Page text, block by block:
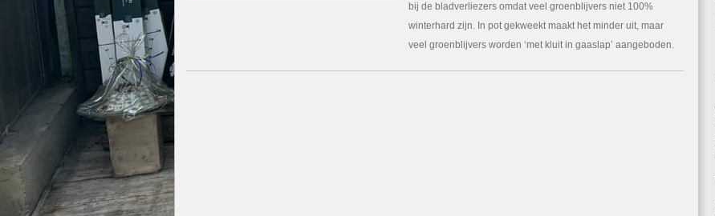
bij de bladverliezers omdat veel groenblijvers niet 100%
winterhard zijn. In pot gekweekt maakt het minder uit, maar
veel groenblijvers worden ‘met kluit in gaaslap’ aangeboden.